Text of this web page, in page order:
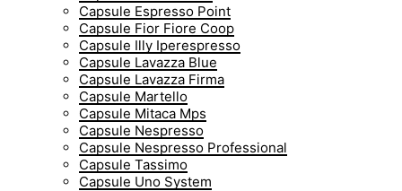
Capsule Espresso Point
Capsule Fior Fiore Coop
Capsule Illy Iperespresso
Capsule Lavazza Blue
Capsule Lavazza Firma
Capsule Martello
Capsule Mitaca Mps
Capsule Nespresso
Capsule Nespresso Professional
Capsule Tassimo
Capsule Uno System